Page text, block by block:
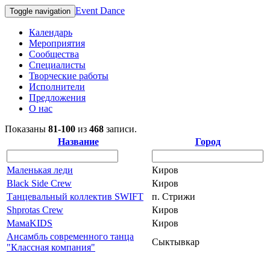
Toggle navigation Event Dance
Календарь
Мероприятия
Сообщества
Специалисты
Творческие работы
Исполнители
Предложения
О нас
Показаны 81-100 из 468 записи.
Название
Город
Маленькая леди
Киров
Black Side Crew
Киров
Танцевальный коллектив SWIFT
п. Стрижи
Shprotas Crew
Киров
МамаKIDS
Киров
Ансамбль современного танца
"Классная компания"
Сыктывкар